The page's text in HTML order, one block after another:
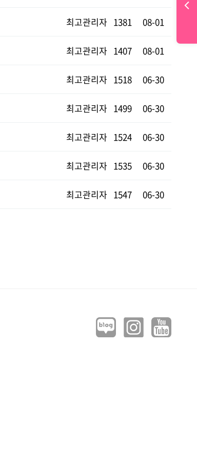
최고관리자 1381 08-01
최고관리자 1407 08-01
최고관리자 1518 06-30
최고관리자 1499 06-30
최고관리자 1524 06-30
최고관리자 1535 06-30
최고관리자 1547 06-30